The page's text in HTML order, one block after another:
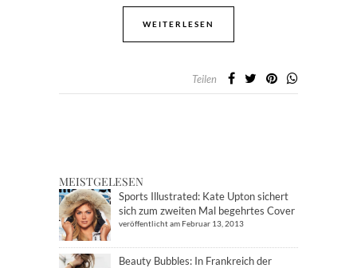
WEITERLESEN
Teilen
MEISTGELESEN
Sports Illustrated: Kate Upton sichert
sich zum zweiten Mal begehrtes Cover
veröffentlicht am Februar 13, 2013
Beauty Bubbles: In Frankreich der